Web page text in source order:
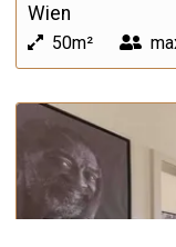
Wien
50m²